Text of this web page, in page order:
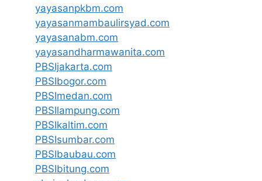
yayasanpkbm.com
yayasanmambaulirsyad.com
yayasanabm.com
yayasandharmawanita.com
PBSIjakarta.com
PBSIbogor.com
PBSImedan.com
PBSIlampung.com
PBSIkaltim.com
PBSIsumbar.com
PBSIbaubau.com
PBSIbitung.com